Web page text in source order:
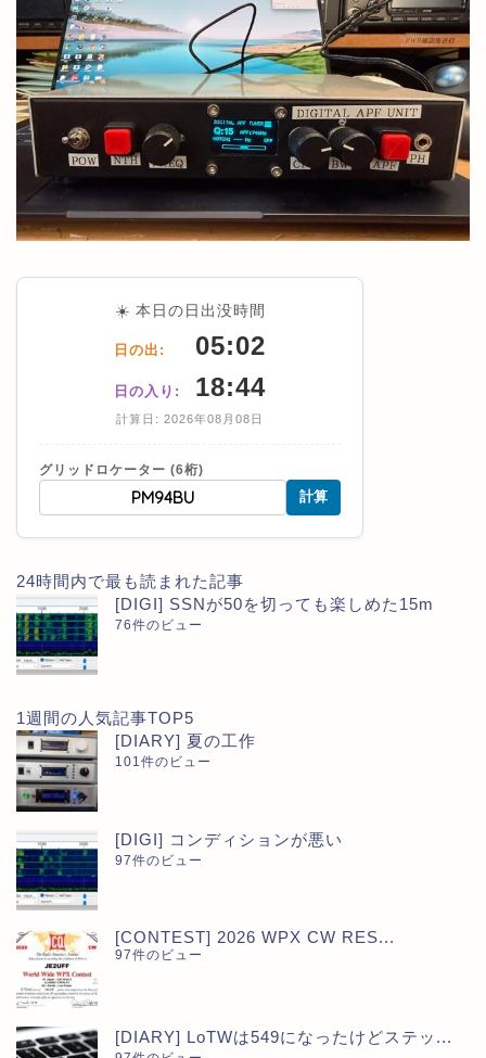
☀️ 本日の日出没時間
日の出: 05:02
日の入り: 18:44
計算日: 2026年08月08日
グリッドロケーター (6桁)
計算
24時間内で最も読まれた記事
[DIGI] SSNが50を切っても楽しめた15m
76件のビュー
1週間の人気記事TOP5
[DIARY] 夏の工作
101件のビュー
[DIGI] コンディションが悪い
97件のビュー
[CONTEST] 2026 WPX CW RES...
97件のビュー
[DIARY] LoTWは549になったけどステッ...